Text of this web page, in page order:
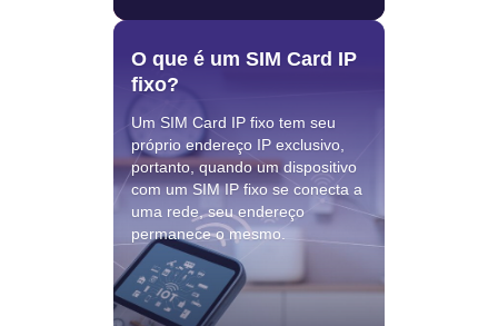
O que é um SIM Card IP
fixo?
Um SIM Card IP fixo tem seu
próprio endereço IP exclusivo,
portanto, quando um dispositivo
com um SIM IP fixo se conecta a
uma rede, seu endereço
permanece o mesmo.